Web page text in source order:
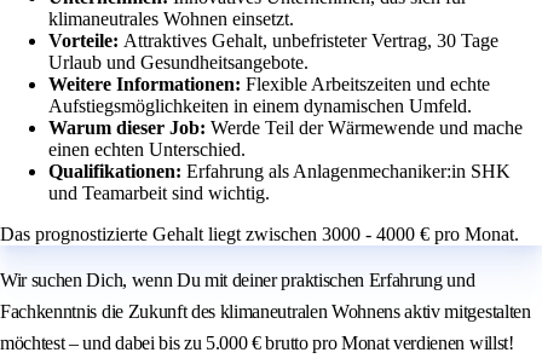
klimaneutrales Wohnen einsetzt.
Vorteile: Attraktives Gehalt, unbefristeter Vertrag, 30 Tage
Urlaub und Gesundheitsangebote.
Weitere Informationen: Flexible Arbeitszeiten und echte
Aufstiegsmöglichkeiten in einem dynamischen Umfeld.
Warum dieser Job: Werde Teil der Wärmewende und mache
einen echten Unterschied.
Qualifikationen: Erfahrung als Anlagenmechaniker:in SHK
und Teamarbeit sind wichtig.
Das prognostizierte Gehalt liegt zwischen 3000 - 4000 € pro Monat.
Wir suchen Dich, wenn Du mit deiner praktischen Erfahrung und
Fachkenntnis die Zukunft des klimaneutralen Wohnens aktiv mitgestalten
möchtest – und dabei bis zu 5.000 € brutto pro Monat verdienen willst!